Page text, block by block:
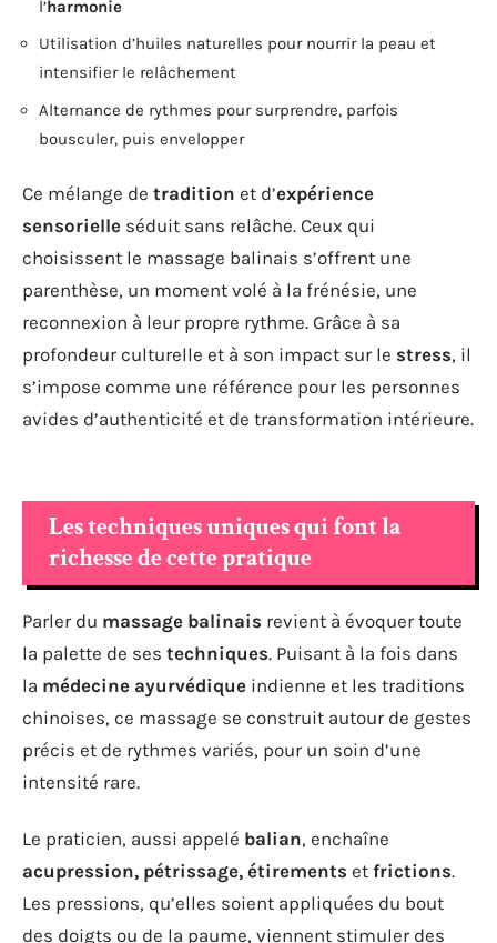
l’harmonie
Utilisation d’huiles naturelles pour nourrir la peau et
intensifier le relâchement
Alternance de rythmes pour surprendre, parfois
bousculer, puis envelopper
Ce mélange de tradition et d’expérience
sensorielle séduit sans relâche. Ceux qui
choisissent le massage balinais s’offrent une
parenthèse, un moment volé à la frénésie, une
reconnexion à leur propre rythme. Grâce à sa
profondeur culturelle et à son impact sur le stress, il
s’impose comme une référence pour les personnes
avides d’authenticité et de transformation intérieure.
Les techniques uniques qui font la
richesse de cette pratique
Parler du massage balinais revient à évoquer toute
la palette de ses techniques. Puisant à la fois dans
la médecine ayurvédique indienne et les traditions
chinoises, ce massage se construit autour de gestes
précis et de rythmes variés, pour un soin d’une
intensité rare.
Le praticien, aussi appelé balian, enchaîne
acupression, pétrissage, étirements et frictions.
Les pressions, qu’elles soient appliquées du bout
des doigts ou de la paume, viennent stimuler des